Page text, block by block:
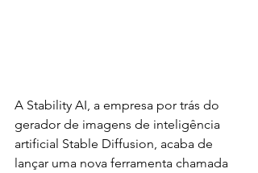
A Stability AI, a empresa por trás do
gerador de imagens de inteligência
artificial Stable Diffusion, acaba de
lançar uma nova ferramenta chamada